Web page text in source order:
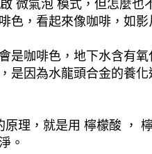
微氣泡 模式，但怎麼
，看起來像咖啡，如
咖啡色，地下水含有
因為水龍頭合金的養
理，就是用 檸檬酸 ，
。